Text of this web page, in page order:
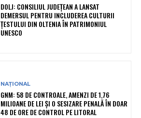
DOLJ: CONSILIUL JUDEȚEAN A LANSAT
DEMERSUL PENTRU INCLUDEREA CULTURII
ȚESTULUI DIN OLTENIA ÎN PATRIMONIUL
UNESCO
NAȚIONAL
GNM: 58 DE CONTROALE, AMENZI DE 1,76
MILIOANE DE LEI ȘI O SESIZARE PENALĂ ÎN DOAR
48 DE ORE DE CONTROL PE LITORAL